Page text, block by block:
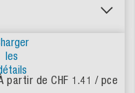
les
partir de CHF 1.41 / pce